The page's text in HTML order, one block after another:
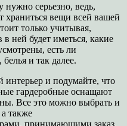
серьезно, ведь,
храниться вещи всей вашей
только учитывая,
ней будет иметься, какие
есть ли
и так далее.
интерьер и подумайте, что
гардеробные оснащают
Все это можно выбрать и
также
принимающими заказ.